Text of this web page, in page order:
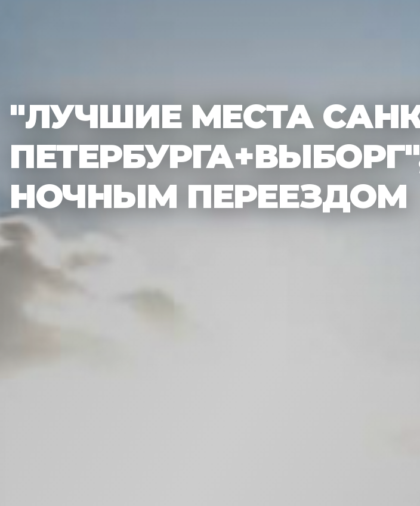
"ЛУЧШИЕ МЕСТА
НОЧНЫМ ПЕРЕЕЗДОМ